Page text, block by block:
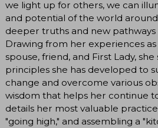
we light up for others, we can
and potential of the world around
deeper truths and new pathways
Drawing from her experiences
spouse, friend, and First Lady,
principles she has developed to
change and overcome various
wisdom that helps her continue
details her most valuable
"going high," and assembling a